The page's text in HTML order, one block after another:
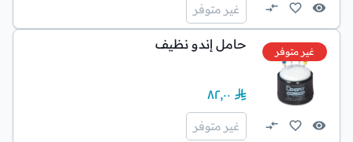
غير متوفر
غير متوفر حامل إندو نظيف
٨٢٫٠٠
غير متوفر